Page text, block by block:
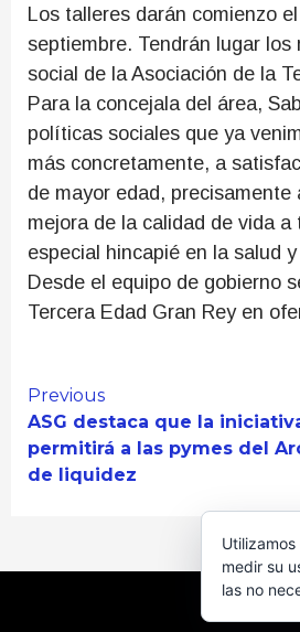
Los talleres darán comienzo
septiembre. Tendrán lugar
social de la Asociación de la
Para la concejala del área,
políticas sociales que ya
más concretamente, a
de mayor edad,
mejora de la calidad de vida
especial hincapié en la salud
Desde el equipo de gobierno
Tercera Edad Gran Rey en
Continue
Reading
Previous
ASG destaca que la
permitirá a las pymes del
de liquidez
medir su
las no